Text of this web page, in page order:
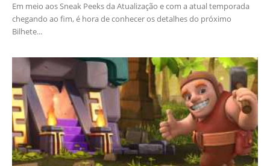
Em meio aos Sneak Peeks da Atualização e com a atual temporada
chegando ao fim, é hora de conhecer os detalhes do próximo
Bilhete...